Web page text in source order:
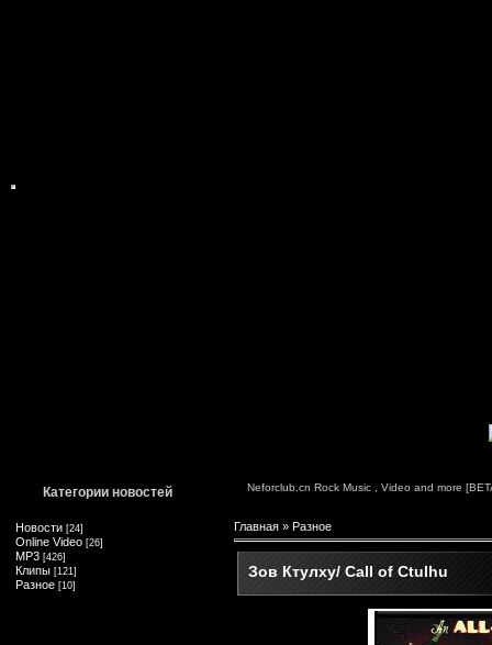
Категории новостей
Новости [24]
Online Video [26]
MP3 [426]
Клипы [121]
Разное [10]
Neforclub.cn Rock Music , Video and more
Главная » Разное
Зов Ктулху/ Call of Ctulhu